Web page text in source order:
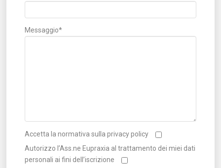
Messaggio*
Accetta la normativa sulla privacy policy
Autorizzo l’Ass.ne Eupraxia al trattamento dei miei dati
personali ai fini dell’iscrizione